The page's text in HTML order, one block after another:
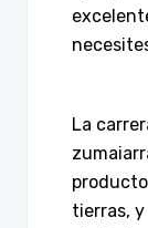
La
tierras,